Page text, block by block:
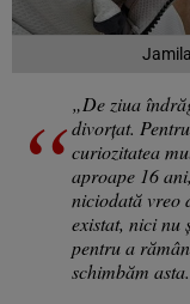
„De ziua
divorțat.
curiozitatea
aproape 16
niciodată vreo
existat, nici nu
pentru a
schimbăm asta.